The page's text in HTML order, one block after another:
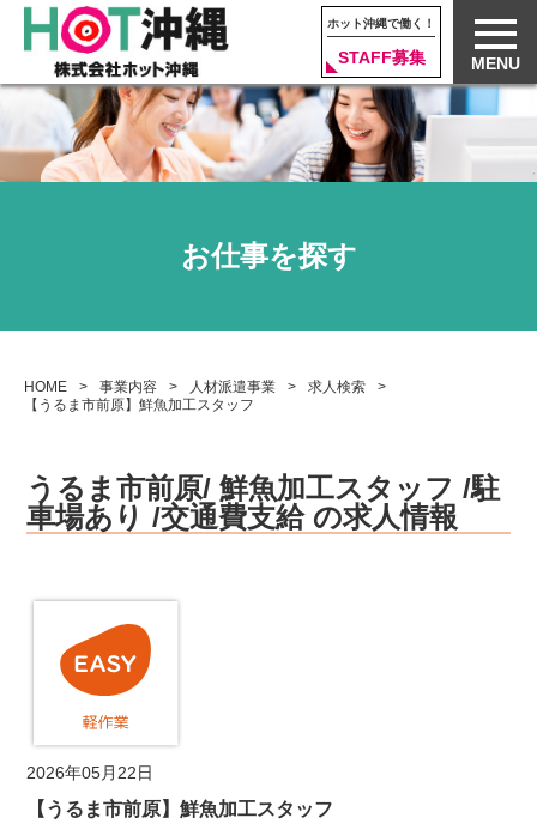
ホット沖縄で働く！
STAFF募集 MENU
お仕事を探す
HOME 事業内容 人材派遣事業
求人検索
【うるま市前原】鮮魚加工スタッフ
うるま市前原/ 鮮魚加工スタッフ /駐
車場あり /交通費支給の求人情報
2026年05月22日
【うるま市前原】鮮魚加工スタッフ